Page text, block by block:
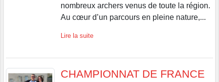
nombreux archers venus de toute la région.
Au cœur d’un parcours en pleine nature,...
Lire la suite
CHAMPIONNAT DE FRANCE